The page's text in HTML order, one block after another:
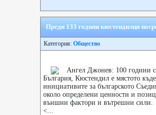
Преди 133 години кюстендилци
Категория: Общество
Aнгел Джонев: 100 години
България, Кюстендил е мястото
инициативите за българското
около определени ценности и
външни фактори и вътрешни сили.
<...